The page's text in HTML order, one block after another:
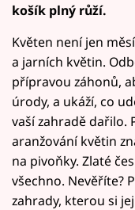
košík plný růží.
Květen není jen
a jarních květin.
přípravou záhonů,
úrody, a ukáží, co
vaší zahradě dařilo.
aranžování květin
na pivoňky. Zlaté
všechno. Nevěříte?
zahrady, kterou si